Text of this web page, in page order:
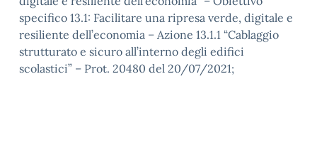
specifico 13.1: Facilitare una ripresa verde, digitale e
resiliente dell’economia – Azione 13.1.1 “Cablaggio
strutturato e sicuro all’interno degli edifici
scolastici” – Prot. 20480 del 20/07/2021;